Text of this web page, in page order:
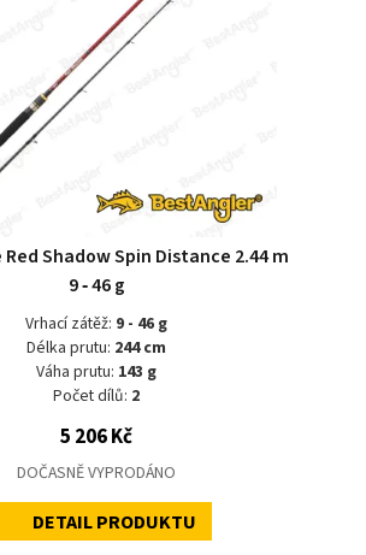
Shadow Spin Distance 2.44 m
9 ‑ 46 g
Vrhací zátěž: 9 - 46 g
Délka prutu: 244 cm
Váha prutu: 143 g
Počet dílů: 2
5 206 Kč
DOČASNĚ VYPRODÁNO
DETAIL PRODUKTU